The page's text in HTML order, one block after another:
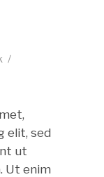
elit, sed
ut
Ut enim